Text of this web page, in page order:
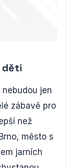
děti
jen
zábavě pro
než
město s
jarních